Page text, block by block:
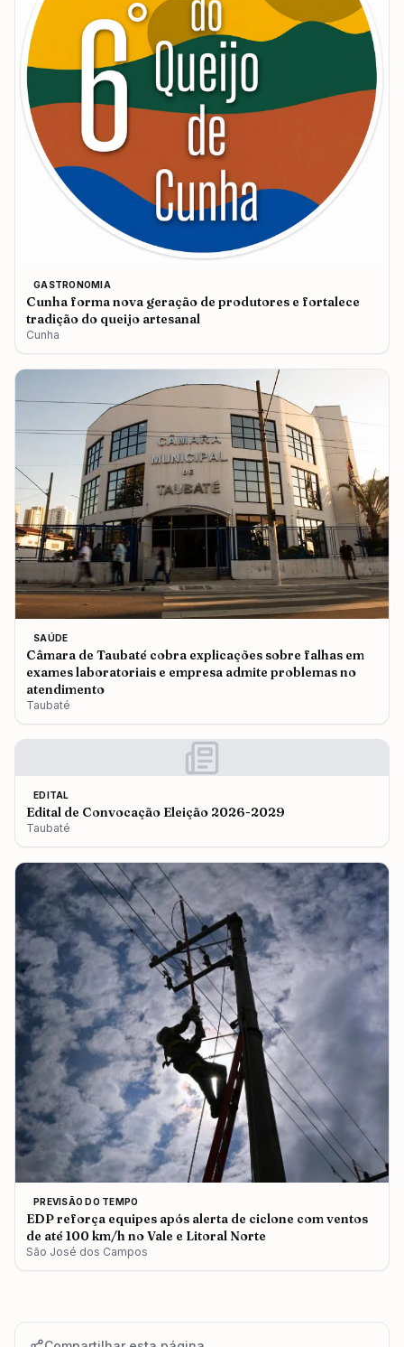
GASTRONOMIA
Cunha forma nova geração de produtores e fortalece
tradição do queijo artesanal
Cunha
SAÚDE
Câmara de Taubaté cobra explicações sobre falhas em
exames laboratoriais e empresa admite problemas no
atendimento
Taubaté
EDITAL
Edital de Convocação Eleição 2026-2029
Taubaté
PREVISÃO DO TEMPO
EDP reforça equipes após alerta de ciclone com ventos
de até 100 km/h no Vale e Litoral Norte
São José dos Campos